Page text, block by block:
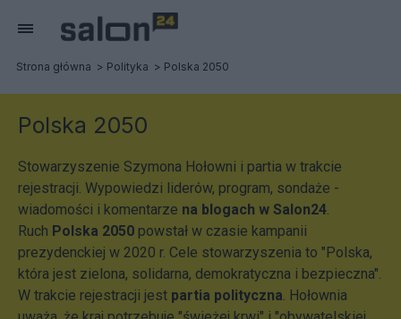
Strona główna Polityka Polska 2050
Polska 2050
Stowarzyszenie Szymona Hołowni i partia w trakcie
rejestracji. Wypowiedzi liderów, program, sondaże -
wiadomości i komentarze na blogach w Salon24.
Ruch Polska 2050 powstał w czasie kampanii
prezydenckiej w 2020 r. Cele stowarzyszenia to "Polska,
która jest zielona, solidarna, demokratyczna i bezpieczna".
W trakcie rejestracji jest partia polityczna. Hołownia